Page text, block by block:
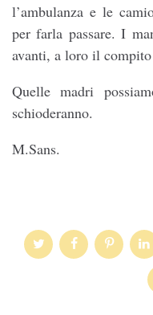
l’ambulanza e le
per farla passare. I
avanti, a loro il
Quelle madri
schioderanno.
M.Sans.